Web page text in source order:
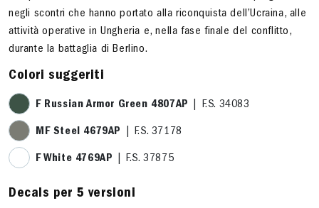
negli scontri che hanno portato alla riconquista dell’Ucraina, alle
attività operative in Ungheria e, nella fase finale del conflitto,
durante la battaglia di Berlino.
Colori suggeriti
F Russian Armor Green 4807AP | F.S. 34083
MF Steel 4679AP | F.S. 37178
F White 4769AP | F.S. 37875
Decals per 5 versioni